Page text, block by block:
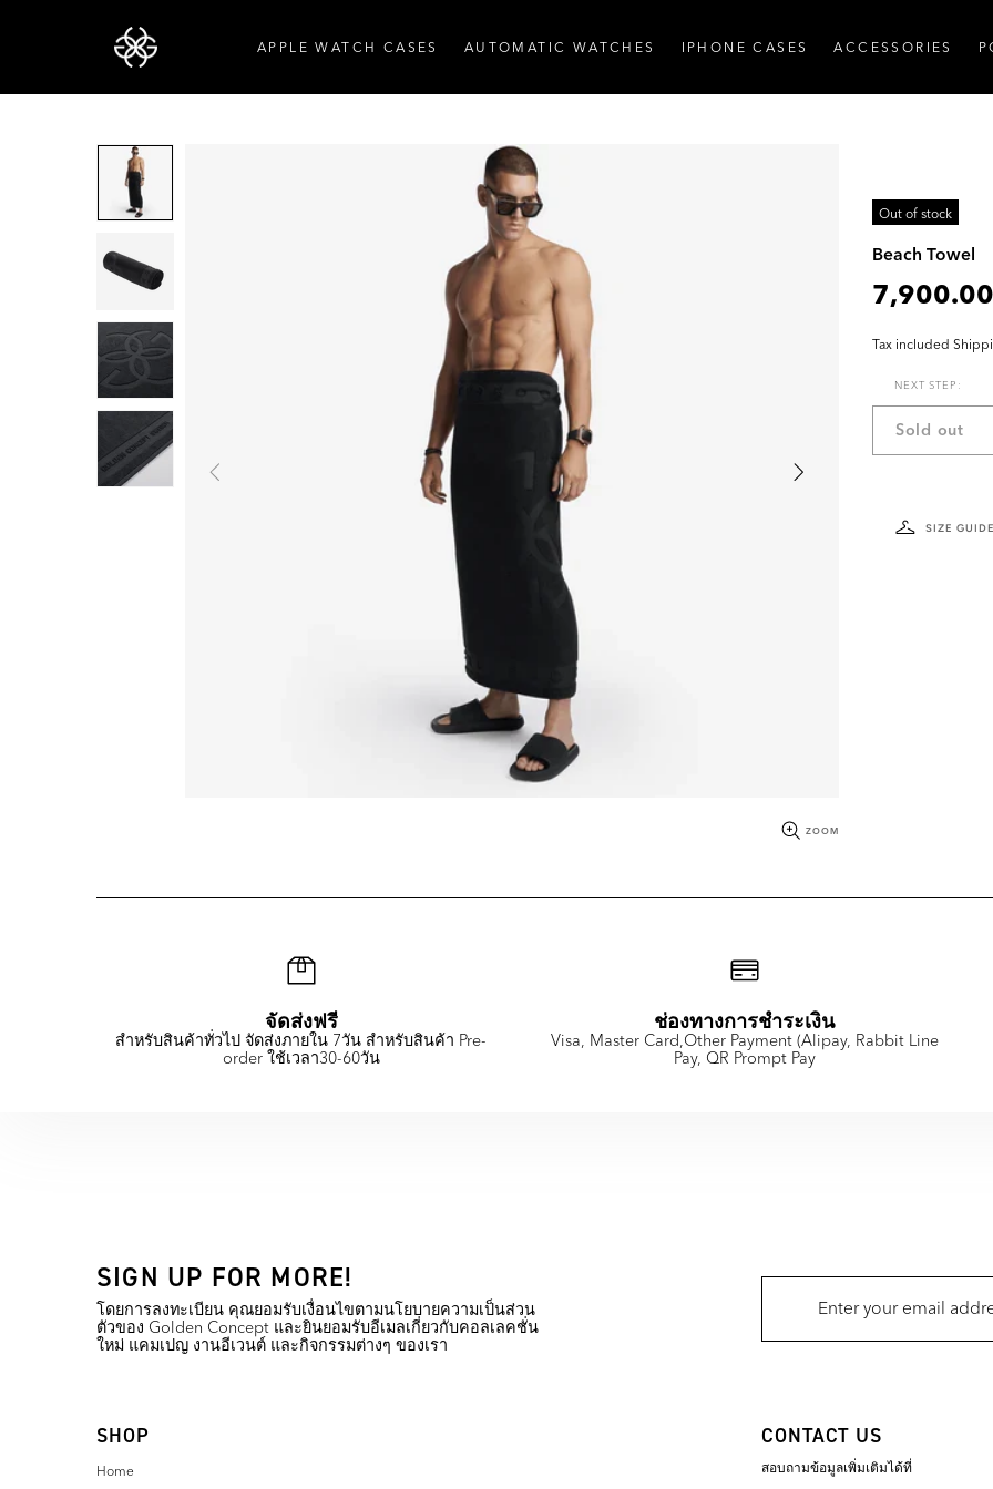
APPLE WATCH CASES AUTOMATIC WATCHES IPHONE CASES ACCESSORIES
ZOOM
Out of stock
Beach Towel
Tax included
NEXT STEP:
SIZE
Sold out
จัดส่งฟรี
สำหรับสินค้าทั่วไป จัดส่งภายใน 7วัน สำหรับสินค้า Pre-
order ใช้เวลา30-60วัน
ช่องทางการชำระเงิน
Visa, Master Card,Other Payment (Alipay, Rabbit Line
Pay, QR Prompt Pay
SIGN UP FOR MORE!
โดยการลงทะเบียน คุณยอมรับเงื่อนไขตามนโยบายความเป็นส่วน
ตัวของ Golden Concept และยินยอมรับอีเมลเกี่ยวกับคอลเลคชั่น
ใหม่ แคมเปญ งานอีเวนต์ และกิจกรรมต่างๆ ของเรา
SHOP
Home
CONTACT US
สอบถามข้อมูลเพิ่มเติมได้ที่